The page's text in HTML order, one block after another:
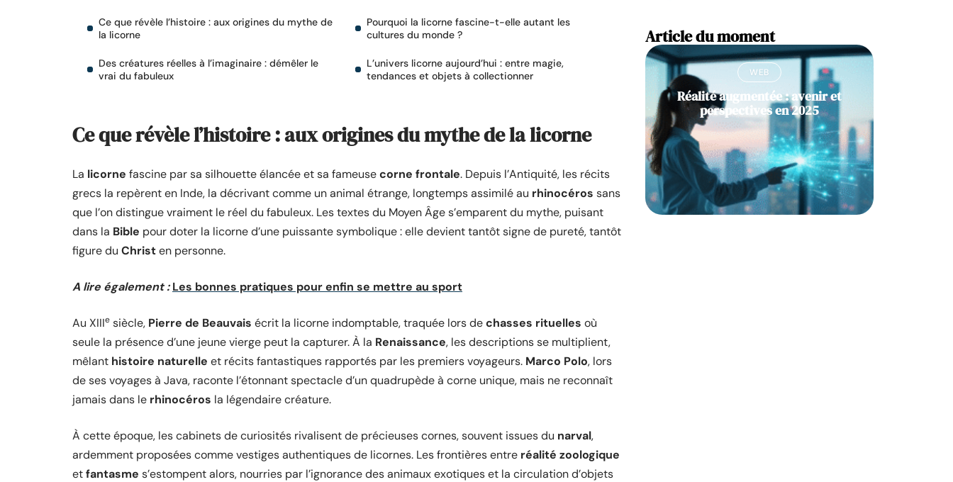
Ce que révèle l’histoire : aux origines du mythe de
la licorne
Pourquoi la licorne fascine-t-elle autant les
cultures du monde ?
Des créatures réelles à l’imaginaire : démêler le
vrai du fabuleux
L’univers licorne aujourd’hui : entre magie,
tendances et objets à collectionner
Ce que révèle l’histoire : aux origines du mythe de la licorne
La licorne fascine par sa silhouette élancée et sa fameusecorne frontale. Depuis l’Antiquité, les récits
grecs la repèrent en Inde, la décrivant comme un animal étrange, longtemps assimilé au rhinocéros sans
que l’on distingue vraiment le réel du fabuleux. Les textes du Moyen Âge s’emparent du mythe, puisant
dans la Bible pour doter la licorne d’une puissante symbolique : elle devient tantôt signe de pureté, tantôt
figure du Christen personne.
A lire également : Les bonnes pratiques pour enfin se mettre au sport
Au XIIIe siècle, Pierre de Beauvais écrit la licorne indomptable, traquée lors dechasses rituelles où
seule la présence d’une jeune vierge peut la capturer. À la Renaissance, les descriptions se multiplient,
mêlant histoire naturelle et récits fantastiques rapportés par les premiers voyageurs. Marco Polo, lors
de ses voyages à Java, raconte l’étonnant spectacle d’un quadrupède à corne unique, mais ne reconnaît
jamais dans le rhinocéros la légendaire créature.
À cette époque, les cabinets de curiosités rivalisent de précieuses cornes, souvent issues du narval,
ardemment proposées comme vestiges authentiques de licornes. Les frontières entre réalité zoologique
etfantasme s’estompent alors, nourries par l’ignorance des animaux exotiques et la circulation d’objets
Article du moment
WEB
Réalité augmentée : avenir et
perspectives en 2025